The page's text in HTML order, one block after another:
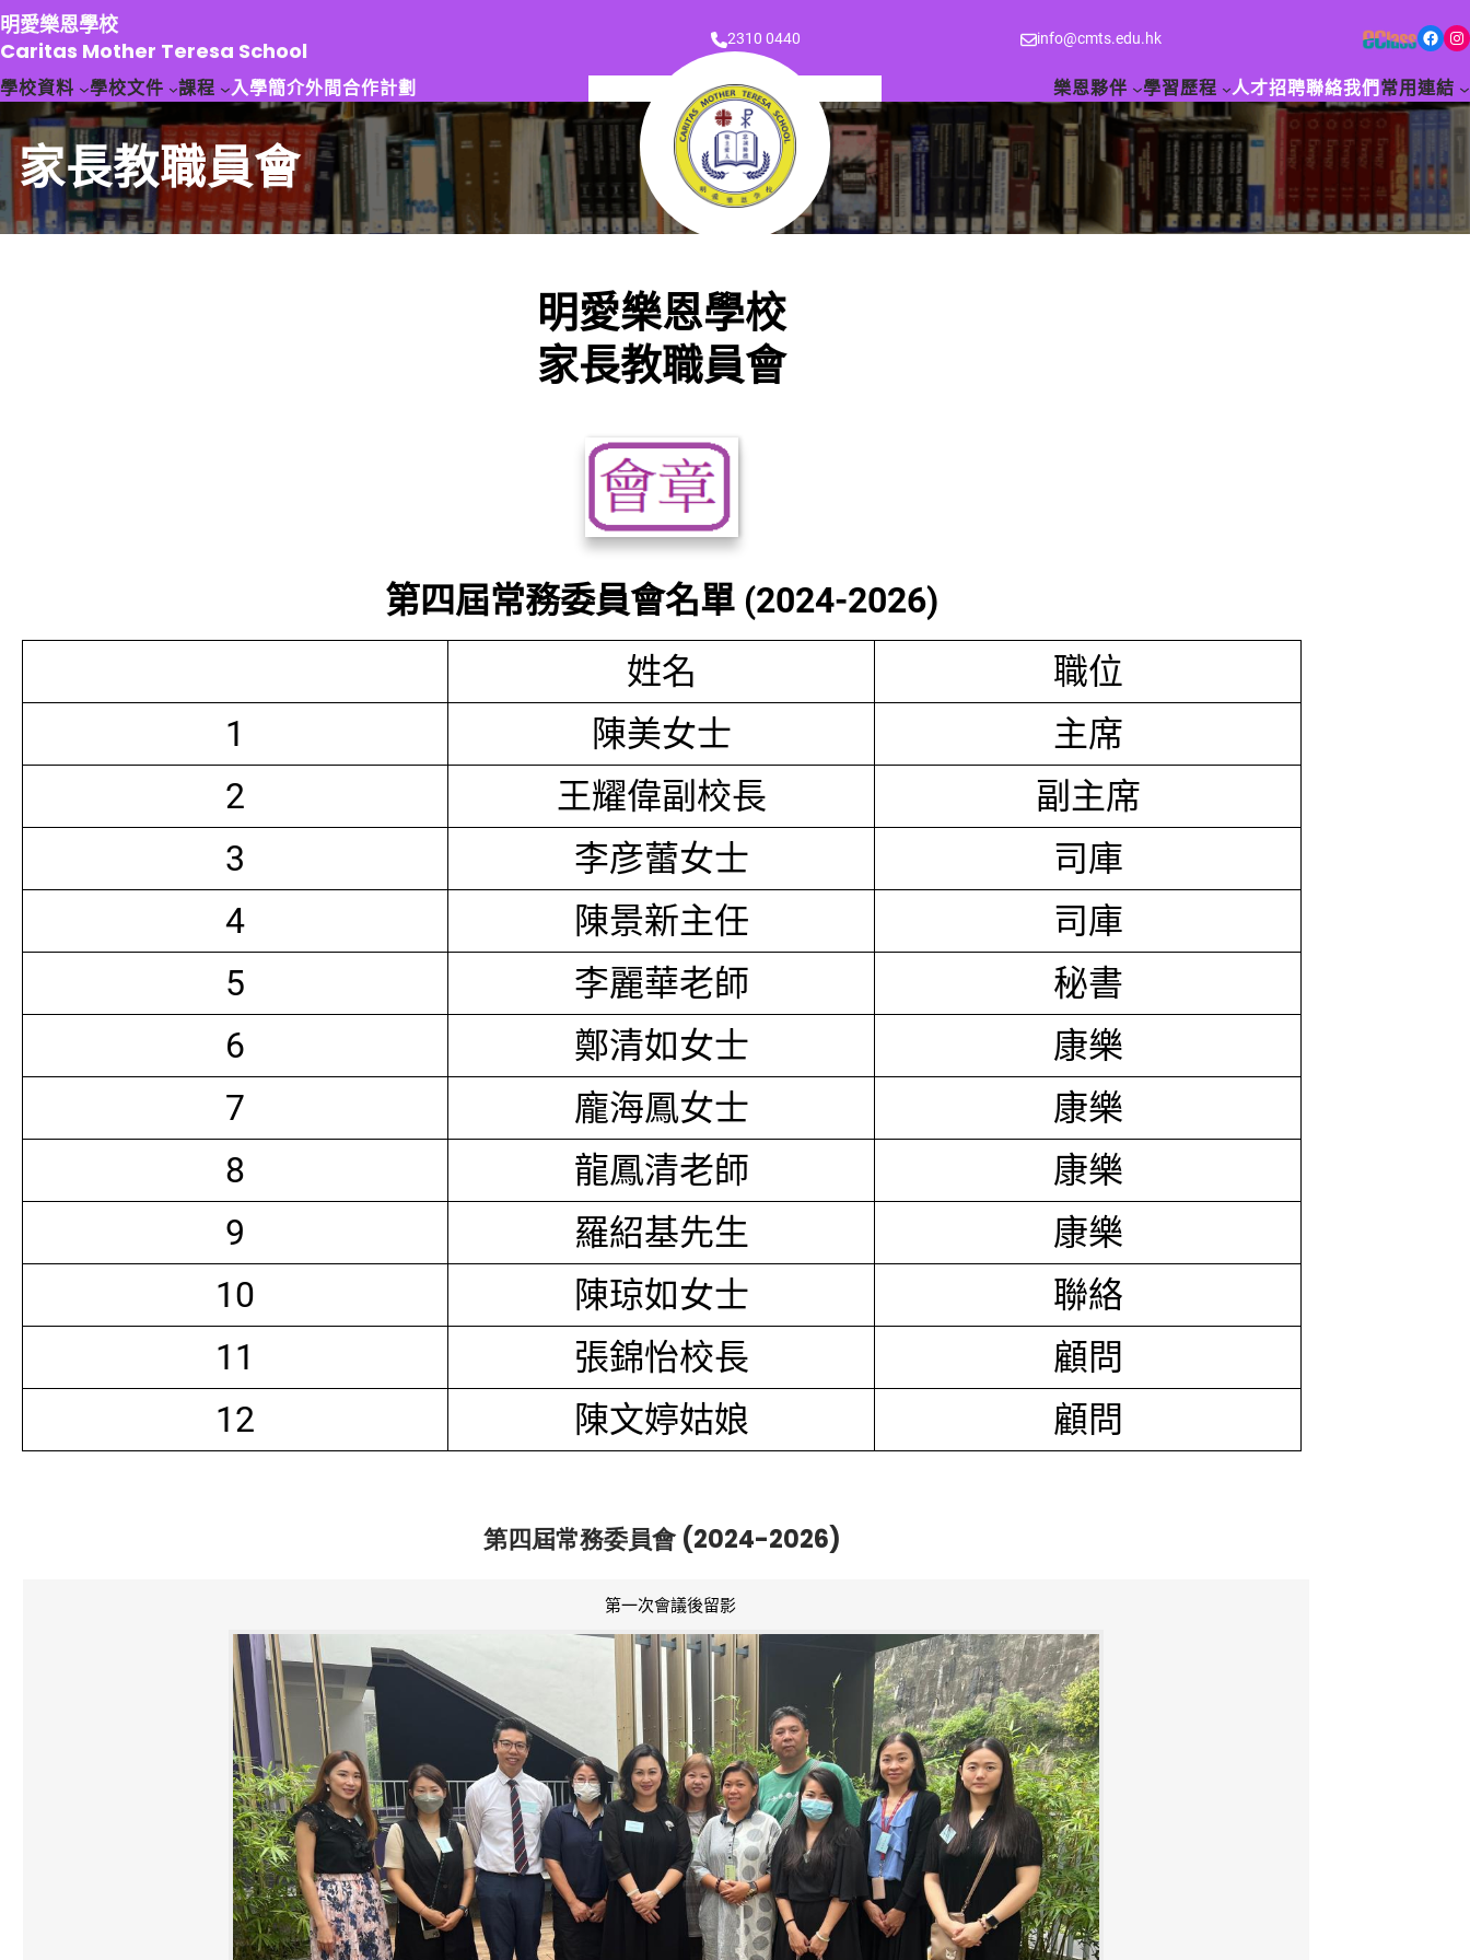
跳
至
主
要
容
明愛樂恩學校
Caritas Mother Teresa School
2310 0440 info@cmts.edu.hk Facebook Instagram
學校資料 學校文件 課程 入學簡介外間合作計劃 樂恩夥伴 學習歷程 人才招聘聯絡我們 常用連結
家長教職員會
明愛樂恩學校
家長教職員會
第四屆常務委員會名單 (2024-2026)
姓名
職位
1
陳美女士
主席
2
王耀偉副校長
副主席
3
李彦蕾女士
司庫
4
陳景新主任
司庫
5
李麗華老師
秘書
6
鄭清如女士
康樂
7
龐海鳳女士
康樂
8
龍鳳清老師
康樂
9
羅紹基先生
康樂
10
陳琼如女士
聯絡
11
張錦怡校長
顧問
12
陳文婷姑娘 顧問
第四屆常務委員會 (2024-2026)
第一次會議後留影